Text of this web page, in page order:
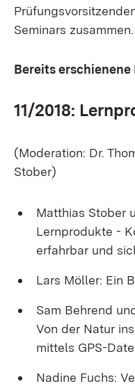
Seminars zusammen.
Bereits erschienene
11/2018:
(Moderation: Dr.
Stober)
Matthias Stober
Lernprodukte -
erfahrbar und
Lars Möller: Ein
Sam Behrend
Von der Natur
mittels GPS-
Nadine Fuchs: